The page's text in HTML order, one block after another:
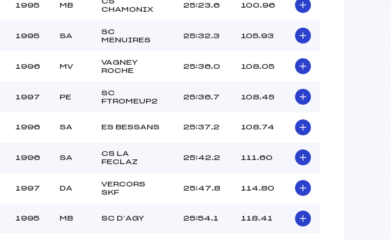
1995 MB
CHAMONIX
25:23.6 100.96
1995 SA
SC
MENUIRES
25:32.3 105.93
1996 MV
VAGNEY
ROCHE
25:36.0 108.05
1997 PE
SC
FTROMEUP2
25:36.7 108.45
1996 SA ES BESSANS 25:37.2 108.74
1996 SA
CS LA
FECLAZ
25:42.2 111.60
1997 DA
VERCORS
SKF
25:47.8 114.80
1995 MB SC D’AGY 25:54.1 118.41